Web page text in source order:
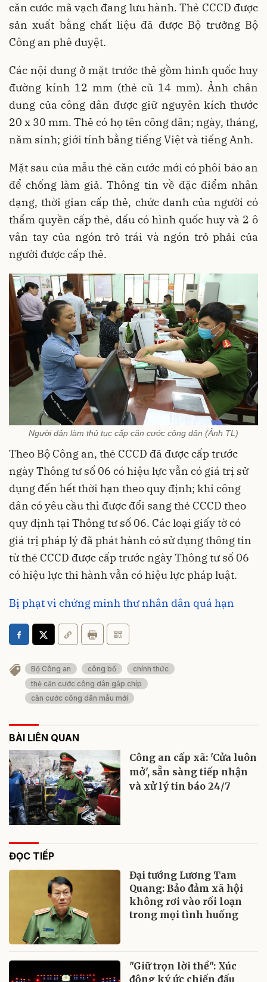
căn cước mã vạch đang lưu hành. Thẻ CCCD được
sản xuất bằng chất liệu đã được Bộ trưởng Bộ
Công an phê duyệt.
Các nội dung ở mặt trước thẻ gồm hình quốc huy
đường kính 12 mm (thẻ cũ 14 mm). Ảnh chân
dung của công dân được giữ nguyên kích thước
20 x 30 mm. Thẻ có họ tên công dân; ngày, tháng,
năm sinh; giới tính bằng tiếng Việt và tiếng Anh.
Mặt sau của mẫu thẻ căn cước mới có phôi bảo an
để chống làm giả. Thông tin về đặc điểm nhân
dạng, thời gian cấp thẻ, chức danh của người có
thẩm quyền cấp thẻ, dấu có hình quốc huy và 2 ô
vân tay của ngón trỏ trái và ngón trỏ phải của
người được cấp thẻ.
Người dân làm thủ tục cấp căn cước công dân (Ảnh TL)
Theo Bộ Công an, thẻ CCCD đã được cấp trước
ngày Thông tư số 06 có hiệu lựcvẫn có giá trị sử
dụng đến hết thời hạn theo quy định; khi công
dân có yêu cầu thì được đổi sang thẻ CCCD theo
quy định tại Thông tư số 06. Các loại giấy tờ có
giá trị pháp lý đã phát hành có sử dụng thông tin
từ thẻ CCCD được cấp trước ngày Thông tư số 06
có hiệu lực thi hành vẫn có hiệu lực pháp luật.
Bị phạt vì chứng minh thư nhân dân quá hạn
Bộ Công an công bố
chính thức
thẻ căn cước công dân gắp chíp
căn cước công dân mẫu mới
BÀI LIÊN QUAN
Công an cấp xã: 'Cửa luôn
mở', sẵn sàng tiếp nhận
và xử lý tin báo 24/7
ĐỌC TIẾP
Đại tướng Lương Tam
Quang: Bảo đảm xã hội
không rơi vào rối loạn
trong mọi tình huống
"Giữ trọn lời thề": Xúc
động ký ức chiến đấu